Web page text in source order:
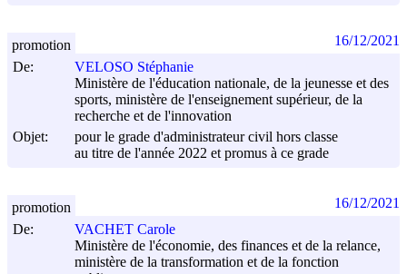
De:
VELOSO Stéphanie
Ministère de l'éducation nationale, de la jeunesse et des
sports, ministère de l'enseignement supérieur, de la
recherche et de l'innovation
Objet:
pour le grade d'administrateur civil hors classe
au titre de l'année 2022 et promus à ce grade
promotion 16/12/2021
De:
VACHET Carole
Ministère de l'économie, des finances et de la relance,
ministère de la transformation et de la fonction
promotion 16/12/2021